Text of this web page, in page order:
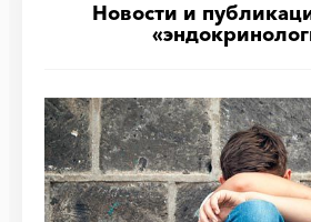
Новости и